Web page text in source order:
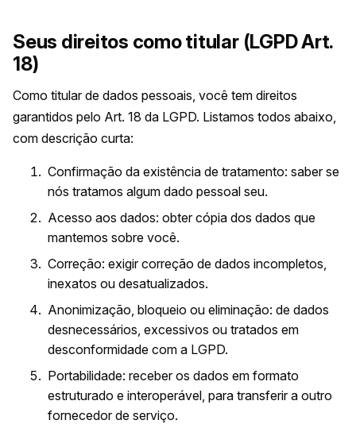
Seus direitos como titular (LGPD Art.
18)
Como titular de dados pessoais, você tem direitos
garantidos pelo Art. 18 da LGPD. Listamos todos abaixo,
com descrição curta:
Confirmação da existência de tratamento: saber se
nós tratamos algum dado pessoal seu.
Acesso aos dados: obter cópia dos dados que
mantemos sobre você.
Correção: exigir correção de dados incompletos,
inexatos ou desatualizados.
Anonimização, bloqueio ou eliminação: de dados
desnecessários, excessivos ou tratados em
desconformidade com a LGPD.
Portabilidade: receber os dados em formato
estruturado e interoperável, para transferir a outro
fornecedor de serviço.